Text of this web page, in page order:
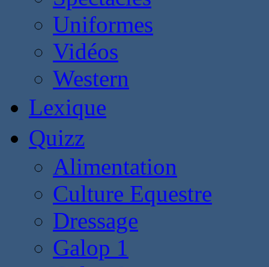
Uniformes
Vidéos
Western
Lexique
Quizz
Alimentation
Culture Equestre
Dressage
Galop 1